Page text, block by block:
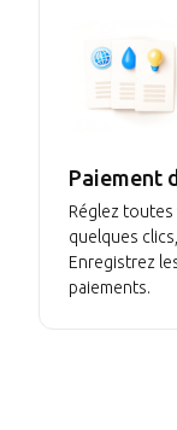
Paiement
Réglez toutes
quelques
Enregistrez
paiements.